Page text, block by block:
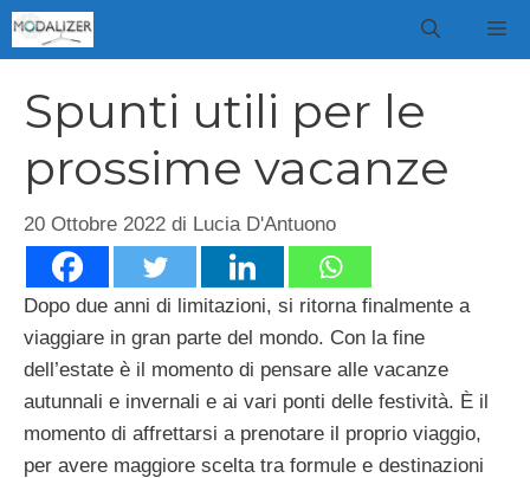
Vai
al
Spunti utili per le
prossime vacanze
20 Ottobre 2022 di Lucia D'Antuono
Dopo due anni di limitazioni, si ritorna finalmente a
viaggiare in gran parte del mondo. Con la fine
dell’estate è il momento di pensare alle vacanze
autunnali e invernali e ai vari ponti delle festività. È il
momento di affrettarsi a prenotare il proprio viaggio,
per avere maggiore scelta tra formule e destinazioni